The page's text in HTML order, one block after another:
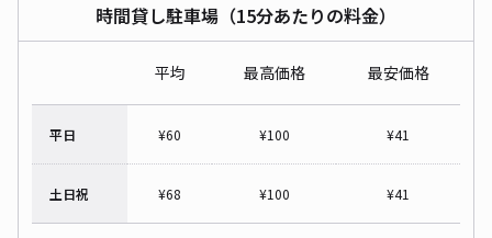
時間貸し駐車場（15分あたりの料金）
平均 最高価格 最安価格
平日 ¥60 ¥100 ¥41
土日祝 ¥68 ¥100 ¥41